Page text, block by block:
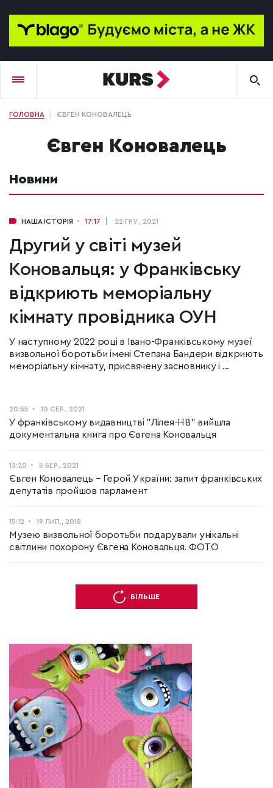
ГОЛОВНА ЄВГЕН КОНОВАЛЕЦЬ
Євген Коновалець
Новини
НАША ІСТОРІЯ 17:17 22 ГРУ., 2021
Другий у світі музей
Коновальця: у Франківську
відкриють меморіальну
кімнату провідника ОУН
У наступному 2022 році в Івано-Франківському музеї
визвольної боротьби імені Степана Бандери відкриють
меморіальну кімнату, присвячену засновнику і ...
20:55 10 СЕР., 2021
У франківському видавництві "Лілея-НВ" вийшла
документальна книга про Євгена Коновальця
13:20 5 БЕР., 2021
Євген Коновалець – Герой України: запит франківських
депутатів пройшов парламент
15:12 19 ЛИП., 2018
Музею визвольної боротьби подарували унікальні
світлини похорону Євгена Коновальця. ФОТО
БІЛЬШЕ